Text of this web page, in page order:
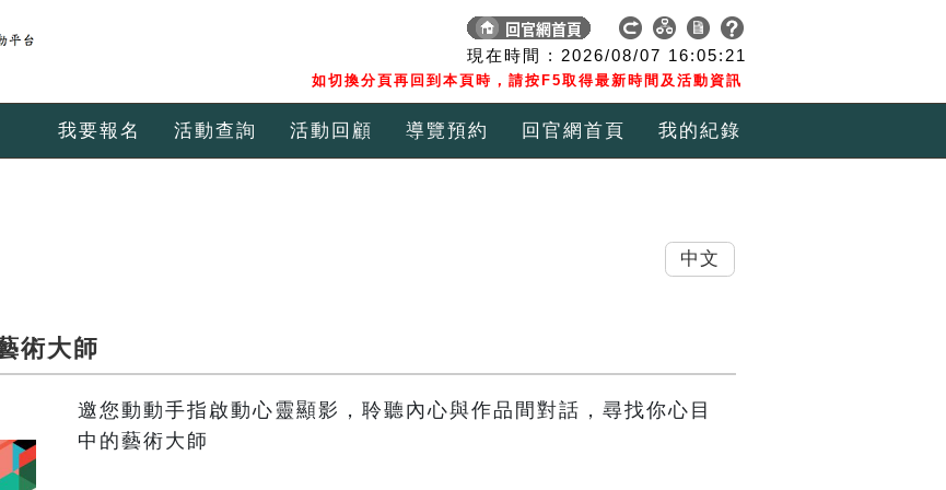
現在時間 : 2026/08/07 16:05:22
如切換分頁再回到本頁時，請按F5取得最新時間及活動資訊
我要報名 活動查詢 活動回顧 導覽預約 回官網首頁 我的紀錄
術大師
邀您動動手指啟動心靈顯影，聆聽內心與作品間對話，尋找你心目
中的藝術大師